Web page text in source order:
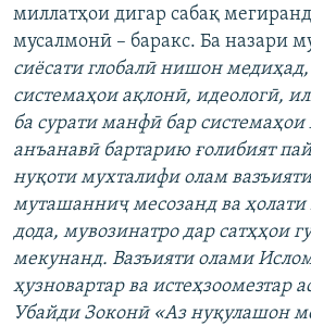
миллатҳои дигар сабақ
мусалмонӣ – баракс. Ба назари
сиёсати глобалӣ нишон
системаҳои ақлонӣ, идеологӣ,
ба сурати манфӣ бар
анъанавӣ бартарию ғолибият
нуқоти мухталифи олам
муташанниҷ месозанд ва ҳолати
дода, мувозинатро дар сатҳҳои
мекунанд. Вазъияти олами
ҳузновартар ва истеҳзоомезтар
Убайди Зоконӣ «Аз нуқулашон